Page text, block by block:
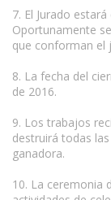
7. El Jurado
Oportunamente
que conforman el
8. La fecha del
de 2016.
9. Los trabajos
destruirá todas
ganadora.
10. La ceremonia